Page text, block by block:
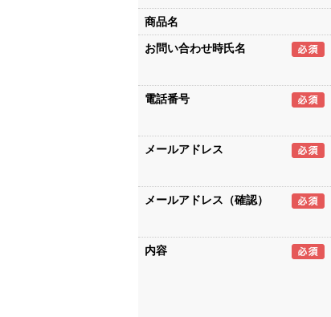
商品名
お問い合わせ時氏名
電話番号
メールアドレス
メールアドレス（確認）
内容